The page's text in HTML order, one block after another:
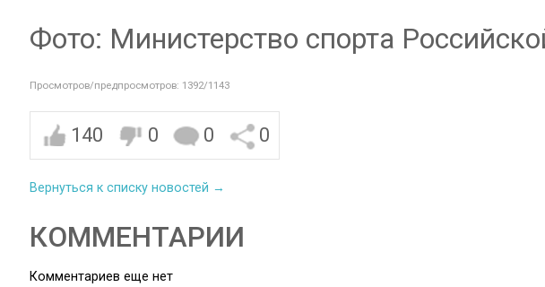
Фото: Министерство спорта
Просмотров/предпросмотров: 1392/1143
140 0 0 0
Вернуться к списку новостей →
КОММЕНТАРИИ
Комментариев еще нет